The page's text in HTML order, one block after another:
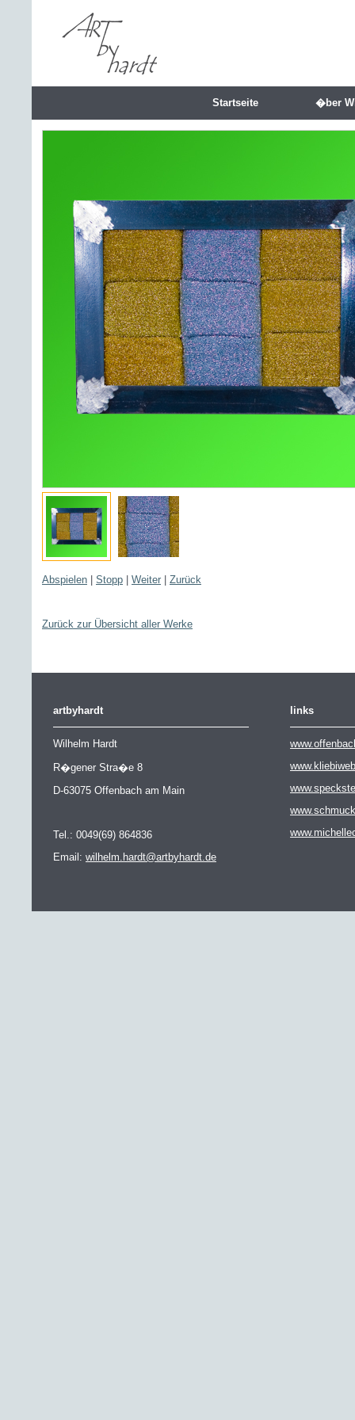
Startseite �ber
Abspielen Stopp Weiter Zurück
Zurück zur Übersicht aller Werke
artbyhardt
Wilhelm Hardt
R�gener Stra�e 8
D-63075 Offenbach am Main
Tel.: 0049(69) 864836
Email: wilhelm.hardt@artbyhardt.de
links